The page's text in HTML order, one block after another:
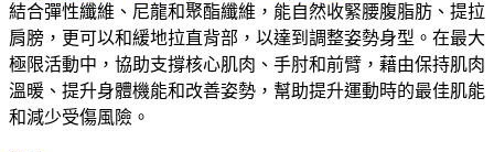
結合彈性纖維、尼龍和聚酯纖維，能自然收緊腰腹脂肪、提拉
肩膀，更可以和緩地拉直背部，以達到調整姿勢身型。在最大
極限活動中，協助支撐核心肌肉、手肘和前臂，藉由保持肌肉
溫暖、提升身體機能和改善姿勢，幫助提升運動時的最佳肌能
和減少受傷風險。